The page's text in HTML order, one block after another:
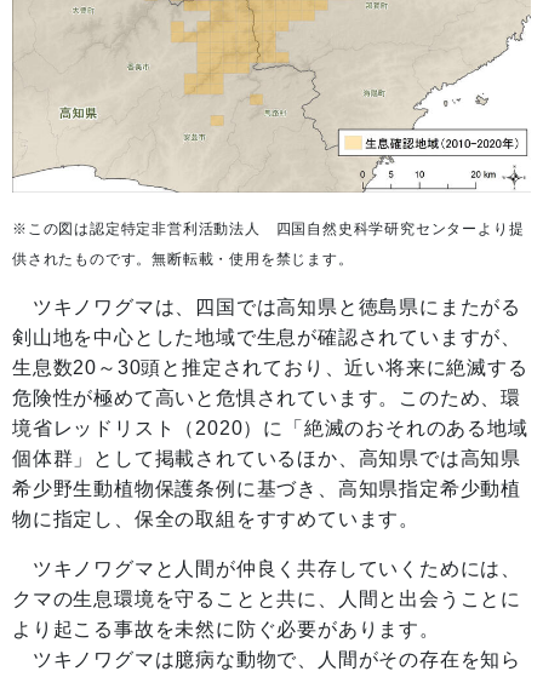
※この図は認定特定非営利活動法人 四国自然史科学研究センターより提
供されたものです。無断転載・使用を禁じます。
ツキノワグマは、四国では高知県と徳島県にまたがる
剣山地を中心とした地域で生息が確認されていますが、
生息数20～30頭と推定されており、近い将来に絶滅する
危険性が極めて高いと危惧されています。このため、環
境省レッドリスト（2020）に「絶滅のおそれのある地域
個体群」として掲載されているほか、高知県では高知県
希少野生動植物保護条例に基づき、高知県指定希少動植
物に指定し、保全の取組をすすめています。
ツキノワグマと人間が仲良く共存していくためには、
クマの生息環境を守ることと共に、人間と出会うことに
より起こる事故を未然に防ぐ必要があります。
ツキノワグマは臆病な動物で、人間がその存在を知ら